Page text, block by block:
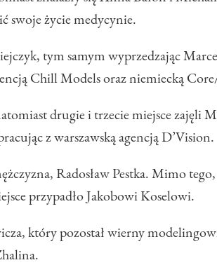
swoje życie medycynie.
tym samym wyprzedzając
Chill Models oraz niemiecką
drugie i trzecie miejsce zajęli
z warszawską agencją D’Vision.
Radosław Pestka. Mimo tego,
przypadło Jakobowi Koselowi.
który pozostał wierny